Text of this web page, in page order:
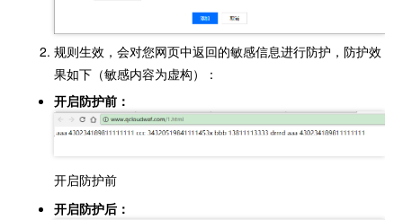
规则生效，会对您网页中返回的敏感信息进行防护，防护效
果如下（敏感内容为虚构）：
开启防护前：
开启防护前
开启防护后：